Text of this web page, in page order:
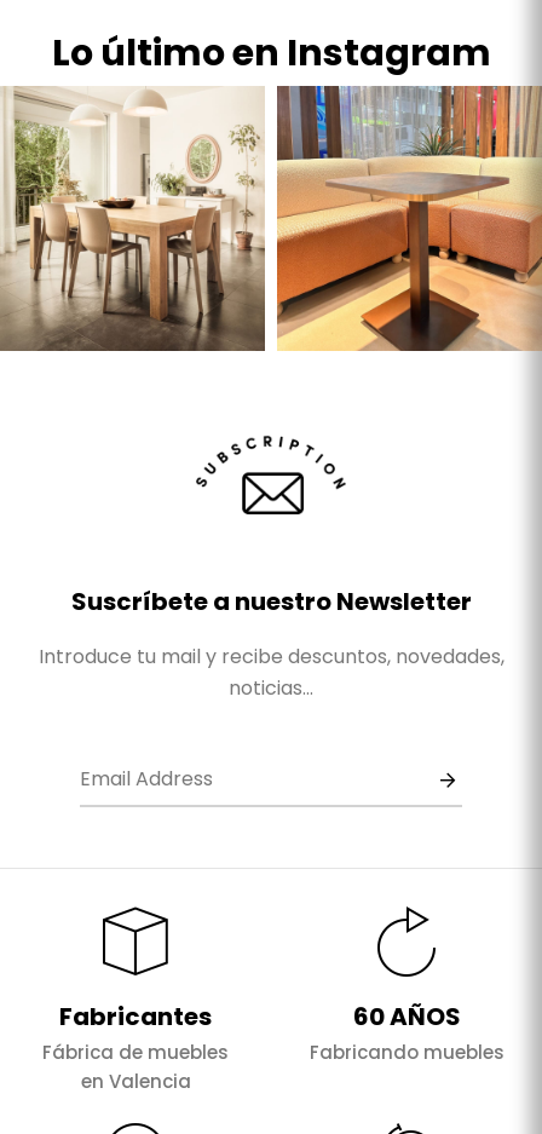
Lo último en Instagram
Suscríbete a nuestro Newsletter
Introduce tu mail y recibe descuntos, novedades,
noticias...
Fabricantes
Fábrica de muebles
en Valencia
60 AÑOS
Fabricando muebles